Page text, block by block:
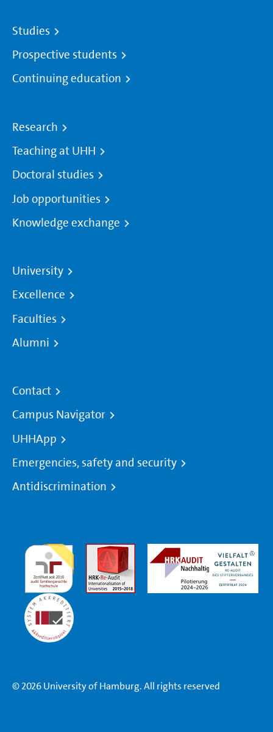
Studies
Prospective students
Continuing education
Research
Teaching at UHH
Doctoral studies
Job opportunities
Knowledge exchange
University
Excellence
Faculties
Alumni
Contact
Campus Navigator
UHHApp
Emergencies, safety and security
Antidiscrimination
© 2026 University of Hamburg. All rights reserved